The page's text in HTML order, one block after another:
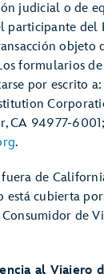
judicial o de
participante del
objeto
formularios
por escrito a:
CA 94977-
.
de
está cubierta
de
al Viajero